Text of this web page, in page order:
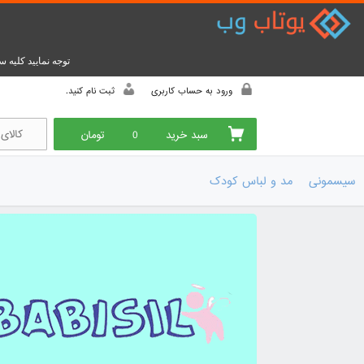
ورود به حساب کاربری ثبت نام کنید.
سبد خرید 0 تومان
سیسمونی مد و لباس کودک